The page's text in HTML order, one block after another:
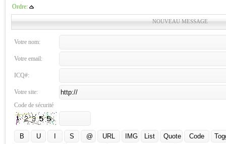
Ordre:
NOUVEAU MESSAGE
Votre nom:
Votre email:
ICQ#:
Votre site:
Code de sécurité